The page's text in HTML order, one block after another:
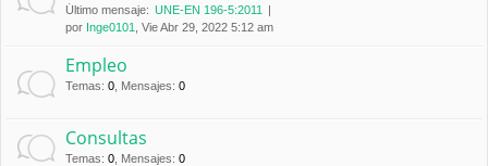
os
Último mensaje: UNE-EN 196-5:2011
por Inge0101 , Vie Abr 29, 2022 5:12 am
Empleo
Temas: 0 Mensajes: 0
Consultas
Temas: 0 Mensajes: 0